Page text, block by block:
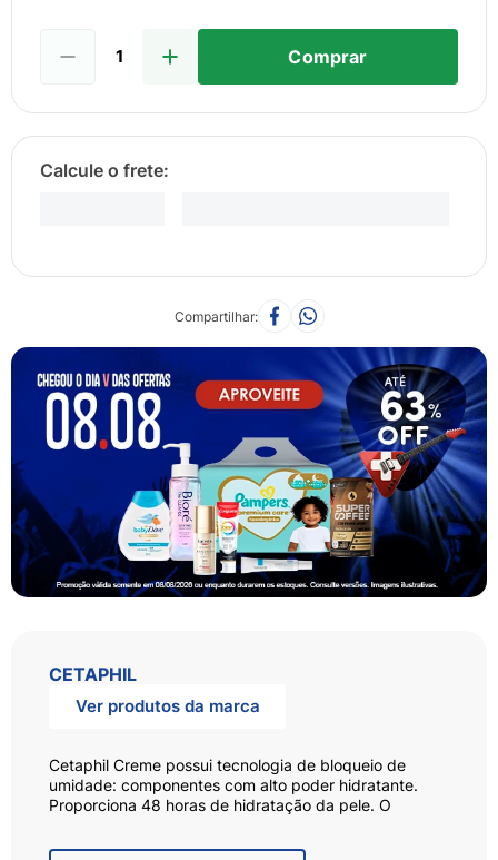
Comprar
Compartilhar
CETAPHIL
Ver produtos da marca
Cetaphil Creme possui tecnologia de bloqueio de
umidade: componentes com alto poder hidratante.
Proporciona 48 horas de hidratação da pele. O
Niacinamida, Pantenol e Glicerina. Ele não possui